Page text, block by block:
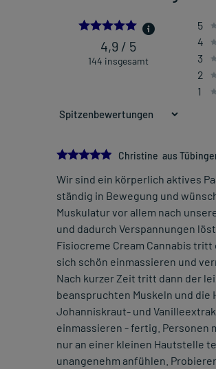
4,9 / 5
144 insgesamt
5
4
3
2
1
5.0
Christine aus
Wir sind ein körperlich aktives
ständig in Bewegung und
Muskulatur vor allem nach
und dadurch Verspannungen
Fisiocreme Cream Cannabis
sich schön einmassieren und
Nach kurzer Zeit tritt dann der
beanspruchten Muskeln und die
Johanniskraut- und
einmassieren - fertig. Personen
nur an einer kleinen Hautstelle
unangenehm anfühlen.